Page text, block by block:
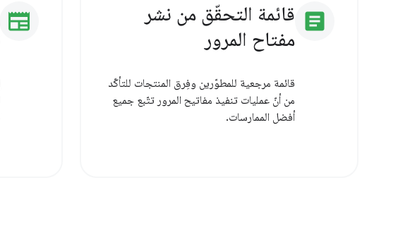
article قائمة التحقّق من نشر
مفتاح المرور
قائمة مرجعية للمطوّرين وفِرق المنتجات للتأكّد
من أنّ عمليات تنفيذ مفاتيح المرور تتّبع جميع
أفضل الممارسات.
newspaper